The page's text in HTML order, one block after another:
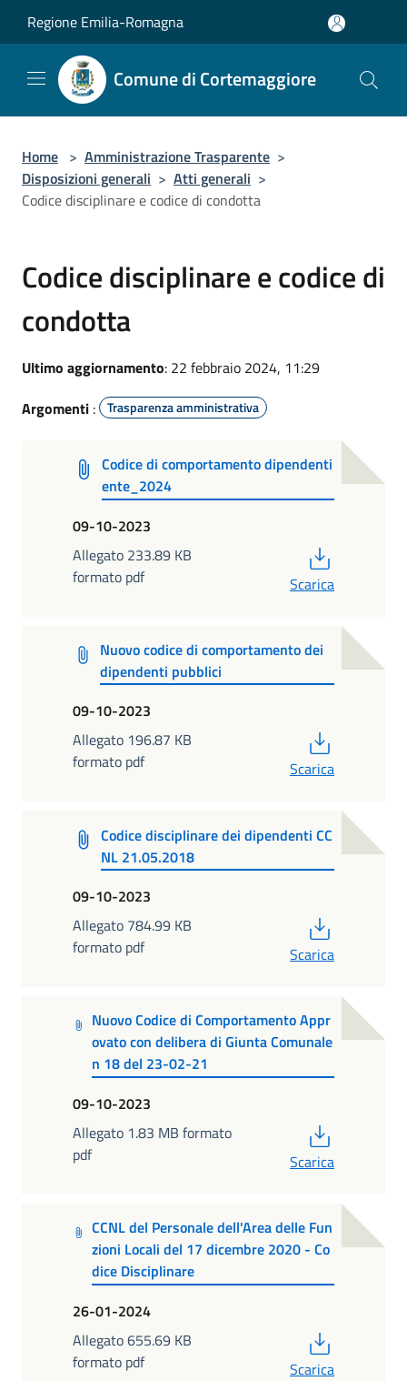
Regione Emilia-Romagna
Comune di Cortemaggiore
Home > Amministrazione Trasparente >
Disposizioni generali > Atti generali >
Codice disciplinare e codice di condotta
Codice disciplinare e codice di
condotta
Ultimo aggiornamento: 22 febbraio 2024, 11:29
Argomenti : Trasparenza amministrativa
Codice di comportamento dipendenti
ente_2024
09-10-2023
Allegato 233.89 KB
formato pdf
Scarica
Nuovo codice di comportamento dei
dipendenti pubblici
09-10-2023
Allegato 196.87 KB
formato pdf
Scarica
Codice disciplinare dei dipendenti CC
NL 21.05.2018
09-10-2023
Allegato 784.99 KB
formato pdf
Scarica
Nuovo Codice di Comportamento Appr
ovato con delibera di Giunta Comunale
n 18 del 23-02-21
09-10-2023
Allegato 1.83 MB formato
pdf
Scarica
CCNL del Personale dell'Area delle Fun
zioni Locali del 17 dicembre 2020 - Co
dice Disciplinare
26-01-2024
Allegato 655.69 KB
formato pdf
Scarica